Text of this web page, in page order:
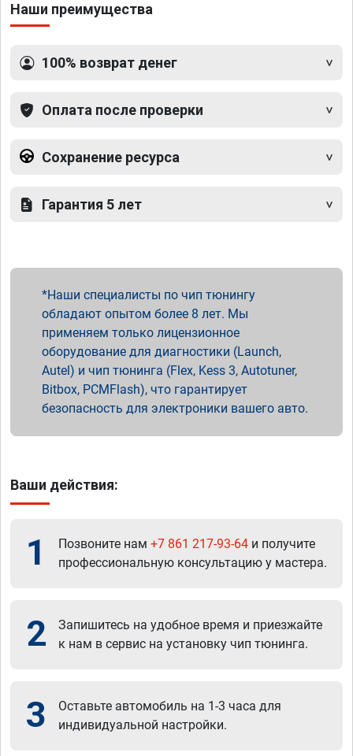
Наши преимущества
100% возврат денег
Оплата после проверки
Сохранение ресурса
Гарантия 5 лет
Наши специалисты по чип тюнингу
обладают опытом более 8 лет. Мы
применяем только лицензионное
оборудование для диагностики (Launch,
Autel) и чип тюнинга (Flex, Kess 3, Autotuner,
Bitbox, PCMFlash), что гарантирует
безопасность для электроники вашего авто.
Ваши действия:
1 Позвоните нам +7 861 217-93-64 и получите
профессиональную консультацию у мастера.
2
Запишитесь на удобное время и приезжайте
к нам в сервис на установку чип тюнинга.
3
Оставьте автомобиль на 1-3 часа для
индивидуальной настройки.